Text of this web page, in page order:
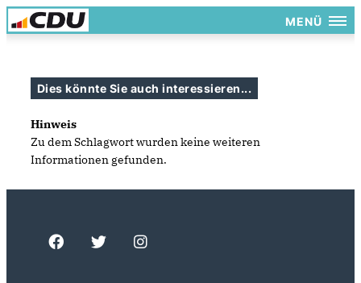
MENÜ
Dies könnte Sie auch interessieren...
Hinweis
Zu dem Schlagwort wurden keine weiteren
Informationen gefunden.